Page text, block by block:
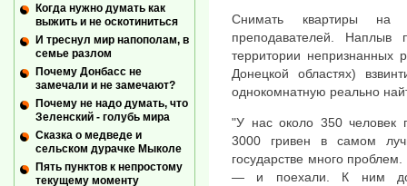
Снимать квартиры на
преподавателей.
территории непризнанных
Донецкой областях)
однокомнатную реально
"У нас около 350 человек
3000 гривен в самом
государстве много
— и поехали. К ним
Когда нужно думать как
выжить и не оскотиниться
И треснул мир напополам, в
семье разлом
Почему Донбасс не
замечали и не замечают?
Почему не надо думать, что
Зеленский - голубь мира
Сказка о медведе и
сельском дурачке Мыколе
Пять пунктов к непростому
текущему моменту